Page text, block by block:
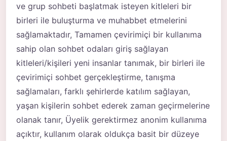
ve grup sohbeti başlatmak isteyen kitleleri bir
birleri ile buluşturma ve muhabbet etmelerini
sağlamaktadır, Tamamen çevirimiçi bir kullanıma
sahip olan sohbet odaları giriş sağlayan
kitleleri/kişileri yeni insanlar tanımak, bir birleri ile
çevirimiçi sohbet gerçekleştirme, tanışma
sağlamaları, farklı şehirlerde katılım sağlayan,
yaşan kişilerin sohbet ederek zaman geçirmelerine
olanak tanır, Üyelik gerektirmez anonim kullanıma
açıktır, kullanım olarak oldukça basit bir düzeye